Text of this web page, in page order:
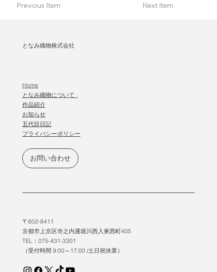
Next Item
Previous Item
となみ織物株式会社
お問い合わせ
〒602-8411
京都市上京区寺之内通堀川西入東西町405
TEL：075-431-3301
（受付時間 9:00～17:00 /土日祝休業）
Home
となみ織物について
作品紹介
​お知らせ
五代目日記
プライバシーポリシー